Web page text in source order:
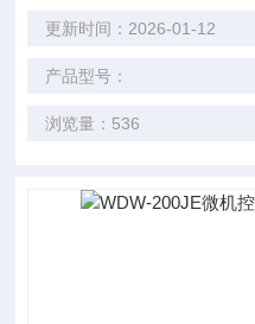
更新时间：2026-01-12
产品型号：
浏览量：536